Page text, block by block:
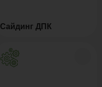
Сайдинг ДПК